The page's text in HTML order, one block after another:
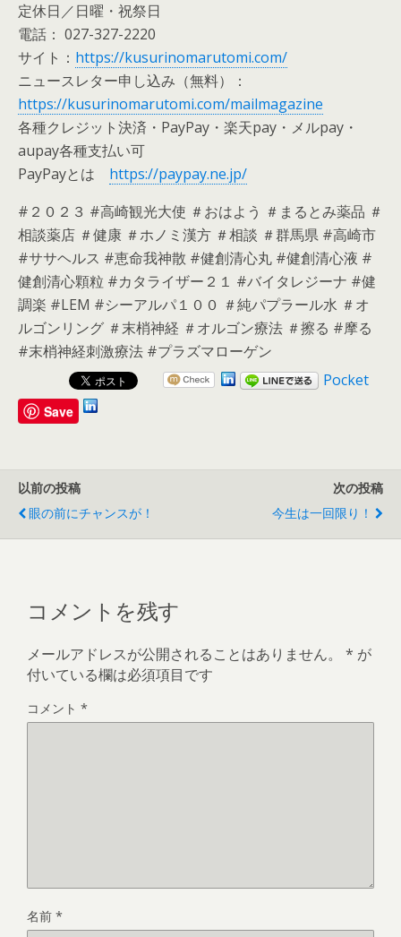
定休日／日曜・祝祭日
電話： 027-327-2220
サイト： https://kusurinomarutomi.com/
ニュースレター申し込み（無料）：
https://kusurinomarutomi.com/mailmagazine
各種クレジット決済・PayPay・楽天pay・メルpay・
aupay各種支払い可
PayPayとは https://paypay.ne.jp/
#２０２３ #高崎観光大使 ＃おはよう ＃まるとみ薬品 ＃
相談薬店 ＃健康 ＃ホノミ漢方 ＃相談 ＃群馬県 #高崎市
#ササヘルス #恵命我神散 #健創清心丸 #健創清心液 #
健創清心顆粒 #カタライザー２１ #バイタレジーナ #健
調楽 #LEM #シーアルパ１００ ＃純パプラール水 ＃オ
ルゴンリング ＃末梢神経 ＃オルゴン療法 ＃擦る #摩る
#末梢神経刺激療法 #プラズマローゲン
Pocket
Save
以前の投稿
眼の前にチャンスが！
次の投稿
今生は一回限り！
コメントを残す
メールアドレスが公開されることはありません。 * が
付いている欄は必須項目です
コメント *
名前 *